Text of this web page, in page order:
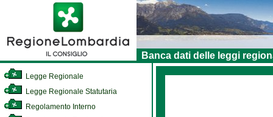
Banca dati delle leggi
Legge Regionale
Legge Regionale Statutaria
Regolamento Interno